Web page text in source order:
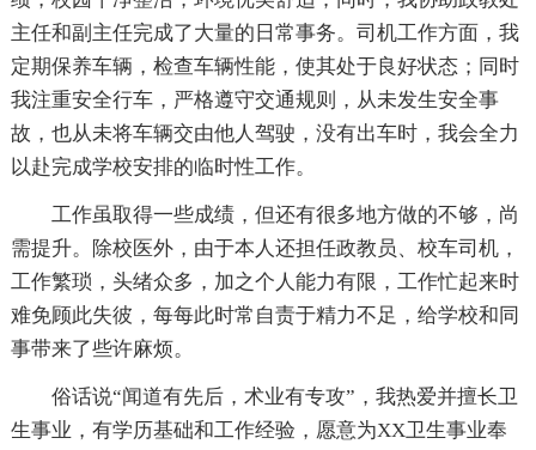
主任和副主任完成了大量的日常事务。司机工作方面，我
定期保养车辆，检查车辆性能，使其处于良好状态；同时
我注重安全行车，严格遵守交通规则，从未发生安全事
故，也从未将车辆交由他人驾驶，没有出车时，我会全力
以赴完成学校安排的临时性工作。
工作虽取得一些成绩，但还有很多地方做的不够，尚
需提升。除校医外，由于本人还担任政教员、校车司机，
工作繁琐，头绪众多，加之个人能力有限，工作忙起来时
难免顾此失彼，每每此时常自责于精力不足，给学校和同
事带来了些许麻烦。
俗话说“闻道有先后，术业有专攻”，我热爱并擅长卫
生事业，有学历基础和工作经验，愿意为XX卫生事业奉